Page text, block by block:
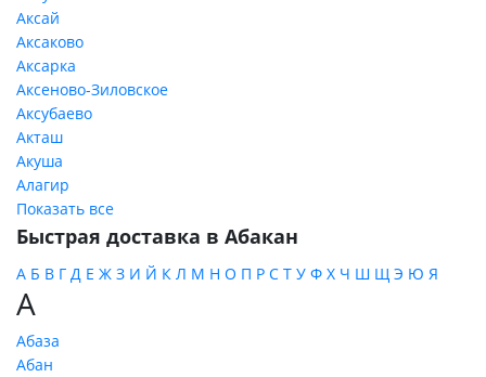
Аксай
Аксаково
Аксарка
Аксеново-Зиловское
Аксубаево
Акташ
Акуша
Алагир
Показать все
Быстрая доставка в Абакан
А Б В Г Д Е Ж З И Й К Л М Н О П Р С Т У Ф Х Ч Ш Щ Э Ю Я
А
Абаза
Абан